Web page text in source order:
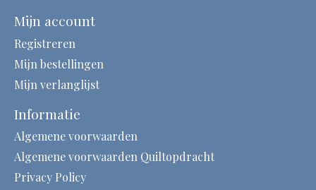
Mijn account
Registreren
Mijn bestellingen
Mijn verlanglijst
Informatie
Algemene voorwaarden
Algemene voorwaarden Quiltopdracht
Privacy Policy